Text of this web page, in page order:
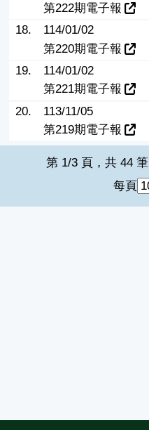
第222期電子報
18.
114/01/02
第220期電子報
19.
114/01/02
第221期電子報
20.
113/11/05
第219期電子報
第 1/3 頁，共 44 筆
每頁